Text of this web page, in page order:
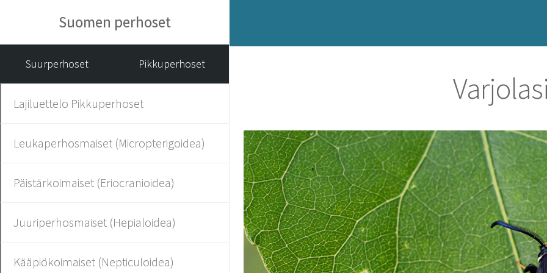
Suomen perhoset
Suurperhoset Pikkuperhoset
Lajiluettelo Pikkuperhoset
Leukaperhosmaiset (Micropterigoidea)
Päistärkoimaiset (Eriocranioidea)
Juuriperhosmaiset (Hepialoidea)
Kääpiökoimaiset (Nepticuloidea)